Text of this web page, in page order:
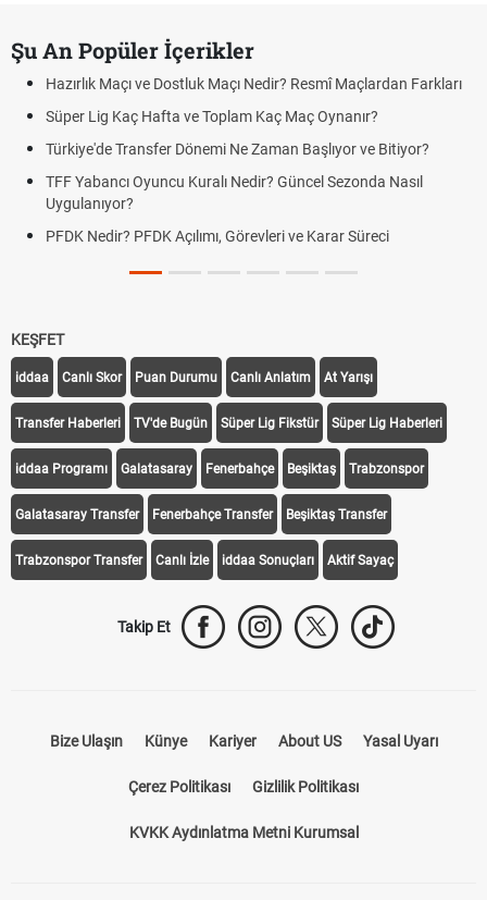
Şu An Popüler İçerikler
Hazırlık Maçı ve Dostluk Maçı Nedir? Resmî Maçlardan Farkları
Süper Lig Kaç Hafta ve Toplam Kaç Maç Oynanır?
Türkiye'de Transfer Dönemi Ne Zaman Başlıyor ve Bitiyor?
TFF Yabancı Oyuncu Kuralı Nedir? Güncel Sezonda Nasıl
Uygulanıyor?
PFDK Nedir? PFDK Açılımı, Görevleri ve Karar Süreci
KEŞFET
iddaa Canlı Skor Puan Durumu Canlı Anlatım At Yarışı
Transfer Haberleri TV'de Bugün Süper Lig Fikstür Süper Lig Haberleri
iddaa Programı Galatasaray Fenerbahçe Beşiktaş Trabzonspor
Galatasaray Transfer Fenerbahçe Transfer Beşiktaş Transfer
Trabzonspor Transfer Canlı İzle iddaa Sonuçları Aktif Sayaç
Takip Et
Bize Ulaşın Künye Kariyer About US Yasal Uyarı
Çerez Politikası Gizlilik Politikası
KVKK Aydınlatma Metni Kurumsal